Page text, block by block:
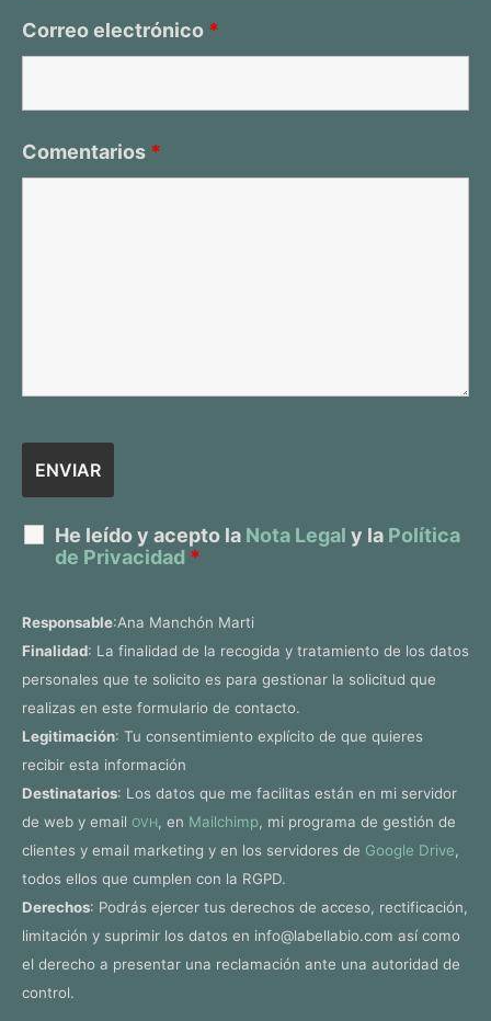
Correo electrónico *
Comentarios *
He leído y acepto la Nota Legal y la Política
de Privacidad *
Responsable:Ana Manchón Marti
Finalidad: La finalidad de la recogida y tratamiento de los datos
personales que te solicito es para gestionar la solicitud que
realizas en este formulario de contacto.
Legitimación: Tu consentimiento explícito de que quieres
recibir esta información
Destinatarios: Los datos que me facilitas están en mi servidor
de web y email OVH, en Mailchimp, mi programa de gestión de
clientes y email marketing y en los servidores de Google Drive,
todos ellos que cumplen con la RGPD.
Derechos: Podrás ejercer tus derechos de acceso, rectificación,
limitación y suprimir los datos en info@labellabio.com así como
el derecho a presentar una reclamación ante una autoridad de
control.